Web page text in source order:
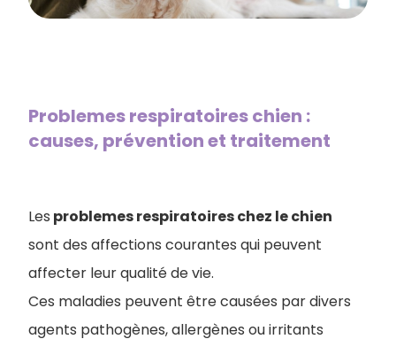
Problemes respiratoires chien :
causes, prévention et traitement
Les problemes respiratoires chez le chien
sont des affections courantes qui peuvent
affecter leur qualité de vie.
Ces maladies peuvent être causées par divers
agents pathogènes, allergènes ou irritants